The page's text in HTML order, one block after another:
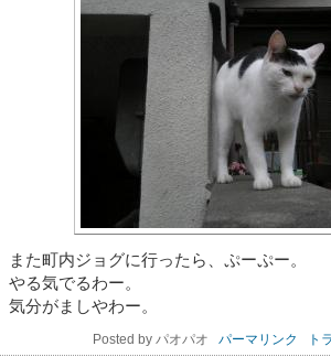
また町内ジョグに行ったら、ぷーぷー。
やる気でるわー。
気分がましやわー。
Posted by パオパオ パーマリンク ト